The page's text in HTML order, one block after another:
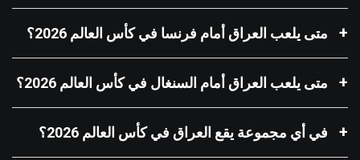
متى يلعب العراق أمام فرنسا في كأس العالم 2026؟
متى يلعب العراق أمام السنغال في كأس العالم 2026؟
في أي مجموعة يقع العراق في كأس العالم 2026؟